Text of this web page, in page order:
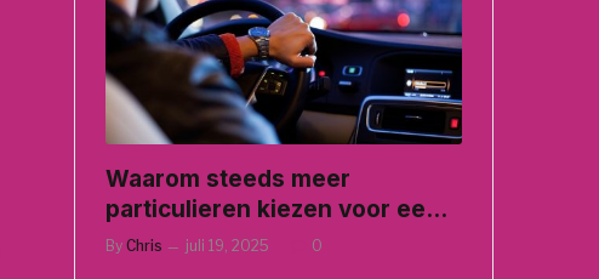
Waarom steeds meer
particulieren kiezen voor een
auto-abonnement
By Chris juli 19, 2025 0